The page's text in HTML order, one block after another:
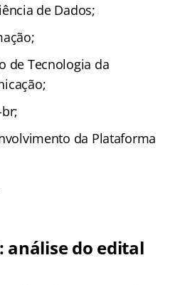
de Dados;
de Tecnologia da
da Plataforma
análise do edital